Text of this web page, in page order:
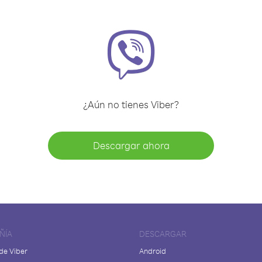
¿Aún no tienes Viber?
Descargar ahora
Viber
DESCARGAR
Android